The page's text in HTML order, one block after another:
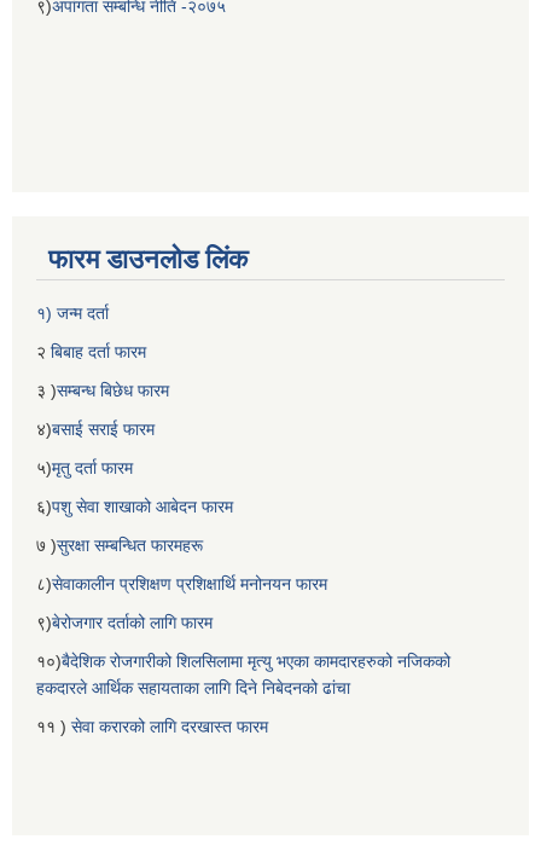
९)अपांगता सम्बन्धि नीति -२०७५
फारम डाउनलोड लिंक
१) जन्म दर्ता
२ बिबाह दर्ता फारम
३ )सम्बन्ध बिछेध फारम
४)बसाई सराई फारम
५)मृतु दर्ता फारम
६)पशु सेवा शाखाको आबेदन फारम
७ )सुरक्षा सम्बन्धित फारमहरू
८)सेवाकालीन प्रशिक्षण प्रशिक्षार्थि मनोनयन फारम
९)बेरोजगार दर्ताको लागि फारम
१०)बैदेशिक रोजगारीको शिलसिलामा मृत्यु भएका कामदारहरुको नजिकको
हकदारले आर्थिक सहायताका लागि दिने निबेदनको ढांचा
११ ) सेवा करारको लागि दरखास्त फारम